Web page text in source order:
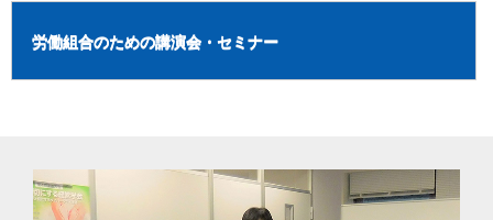
労働組合のための講演会・セミナー